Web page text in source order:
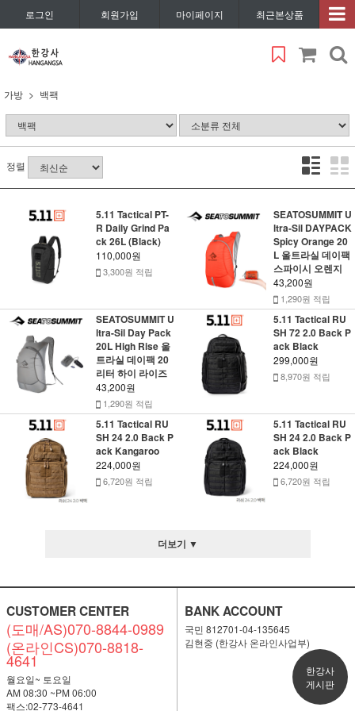
로그인 회원가입 마이페이지 최근본상품
가방 백팩
정렬
5.11 Tactical PT-
R Daily Grind Pa
ck 26L (Black)
110,000원
3,300원 적립
SEATOSUMMIT U
ltra-Sil DAYPACK
Spicy Orange 20
L 울트라실 데이팩
스파이시 오렌지
43,200원
1,290원 적립
SEATOSUMMIT U
ltra-Sil Day Pack
20L High Rise 울
트라실 데이팩 20
리터 하이 라이즈
43,200원
1,290원 적립
5.11 Tactical RU
SH 72 2.0 Back P
ack Black
299,000원
8,970원 적립
5.11 Tactical RU
SH 24 2.0 Back P
ack Kangaroo
224,000원
6,720원 적립
5.11 Tactical RU
SH 24 2.0 Back P
ack Black
224,000원
6,720원 적립
더보기 ▼
CUSTOMER CENTER
(도매/AS)070-8844-0989
(온라인CS)070-8818-
4641
월요일~ 토요일
AM 08:30 ~PM 06:00
팩스:02-773-4641
BANK ACCOUNT
국민 812701-04-135645
김현중 (한강사 온라인사업부)
한강사
게시판